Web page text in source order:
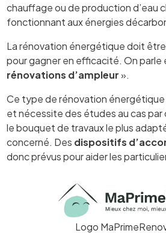
chauffage ou de production d’eau
fonctionnant aux énergies
La rénovation énergétique doit
pour gagner en efficacité. On parle
rénovations d’ampleur».
Ce type de rénovation
et nécessite des études au cas
le bouquet de travaux le plus
concerné. Des dispositifs
donc prévus pour aider les
Logo